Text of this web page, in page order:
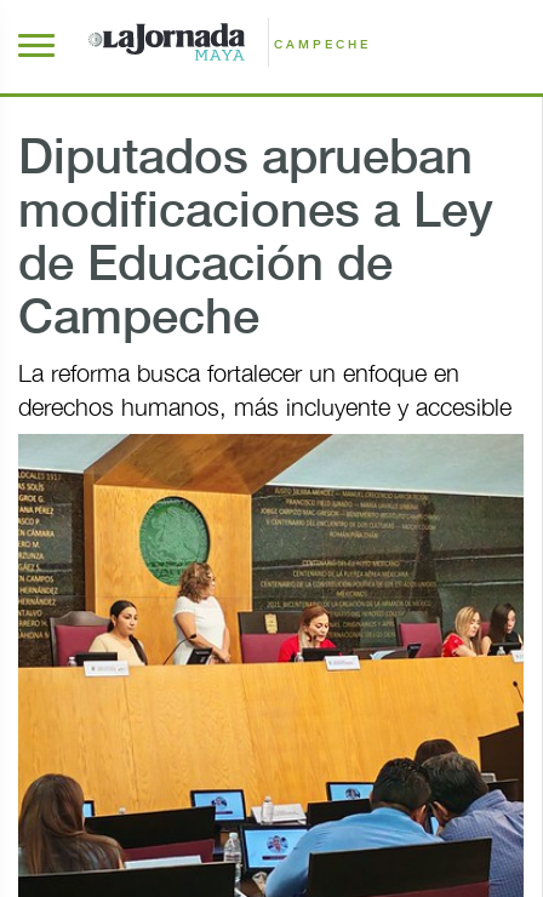
CAMPECHE
Diputados aprueban
modificaciones a Ley
de Educación de
Campeche
La reforma busca fortalecer un enfoque en
derechos humanos, más incluyente y accesible